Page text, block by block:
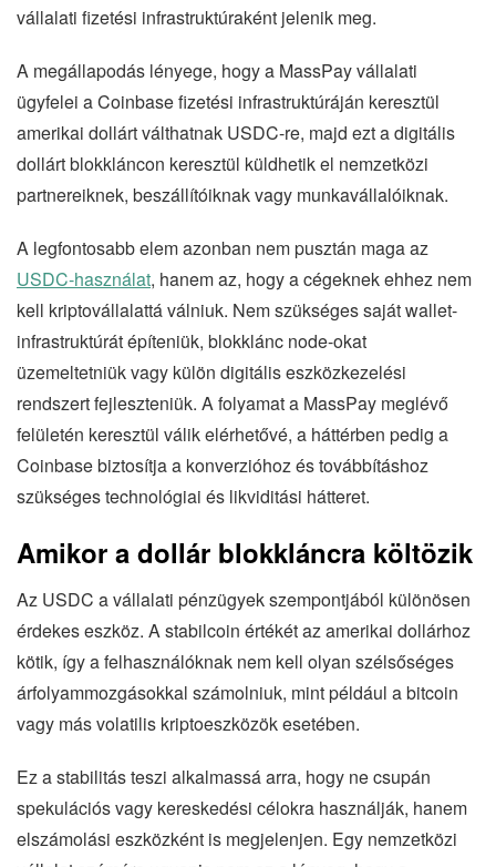
vállalati fizetési infrastruktúraként jelenik meg.
A megállapodás lényege, hogy a MassPay vállalati
ügyfelei a Coinbase fizetési infrastruktúráján keresztül
amerikai dollárt válthatnak USDC-re, majd ezt a digitális
dollárt blokkláncon keresztül küldhetik el nemzetközi
partnereiknek, beszállítóiknak vagy munkavállalóiknak.
A legfontosabb elem azonban nem pusztán maga az
USDC-használat, hanem az, hogy a cégeknek ehhez nem
kell kriptovállalattá válniuk. Nem szükséges saját wallet-
infrastruktúrát építeniük, blokklánc node-okat
üzemeltetniük vagy külön digitális eszközkezelési
rendszert fejleszteniük. A folyamat a MassPay meglévő
felületén keresztül válik elérhetővé, a háttérben pedig a
Coinbase biztosítja a konverzióhoz és továbbításhoz
szükséges technológiai és likviditási hátteret.
Amikor a dollár blokkláncra költözik
Az USDC a vállalati pénzügyek szempontjából különösen
érdekes eszköz. A stabilcoin értékét az amerikai dollárhoz
kötik, így a felhasználóknak nem kell olyan szélsőséges
árfolyammozgásokkal számolniuk, mint például a bitcoin
vagy más volatilis kriptoeszközök esetében.
Ez a stabilitás teszi alkalmassá arra, hogy ne csupán
spekulációs vagy kereskedési célokra használják, hanem
elszámolási eszközként is megjelenjen. Egy nemzetközi